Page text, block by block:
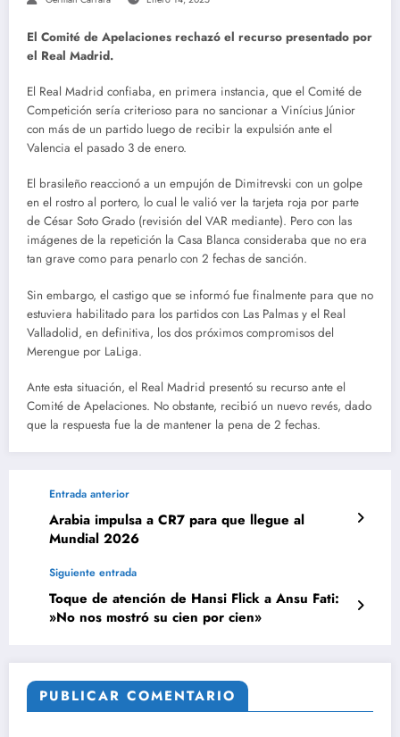
El Comité de Apelaciones rechazó el recurso presentado por
el Real Madrid.
El Real Madrid confiaba, en primera instancia, que el Comité de
Competición sería criterioso para no sancionar a Vinícius Júnior
con más de un partido luego de recibir la expulsión ante el
Valencia el pasado 3 de enero.
El brasileño reaccionó a un empujón de Dimitrevski con un golpe
en el rostro al portero, lo cual le valió ver la tarjeta roja por parte
de César Soto Grado (revisión del VAR mediante). Pero con las
imágenes de la repetición la Casa Blanca consideraba que no era
tan grave como para penarlo con 2 fechas de sanción.
Sin embargo, el castigo que se informó fue finalmente para que no
estuviera habilitado para los partidos con Las Palmas y el Real
Valladolid, en definitiva, los dos próximos compromisos del
Merengue por LaLiga.
Ante esta situación, el Real Madrid presentó su recurso ante el
Comité de Apelaciones. No obstante, recibió un nuevo revés, dado
que la respuesta fue la de mantener la pena de 2 fechas.
Entrada anterior
Arabia impulsa a CR7 para que llegue al
Mundial 2026
Siguiente entrada
Toque de atención de Hansi Flick a Ansu Fati:
»No nos mostró su cien por cien»
PUBLICAR COMENTARIO